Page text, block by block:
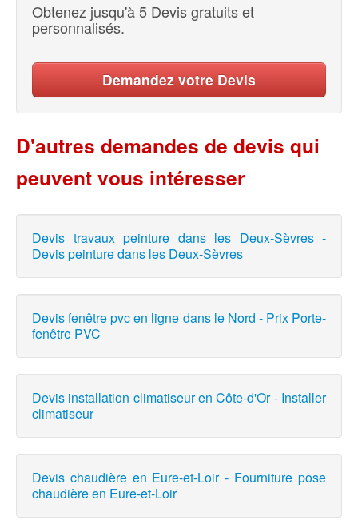
Obtenez jusqu'à 5 Devis gratuits et
personnalisés.
Demandez votre Devis
D'autres demandes de devis qui
peuvent vous intéresser
Devis travaux peinture dans les Deux-Sèvres -
Devis peinture dans les Deux-Sèvres
Devis fenêtre pvc en ligne dans le Nord - Prix Porte-
fenêtre PVC
Devis installation climatiseur en Côte-d'Or - Installer
climatiseur
Devis chaudière en Eure-et-Loir - Fourniture pose
chaudière en Eure-et-Loir